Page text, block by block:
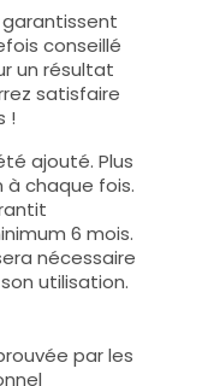
conseillé
un résultat
satisfaire
!
ajouté. Plus
chaque fois.
6 mois.
nécessaire
utilisation.
par les